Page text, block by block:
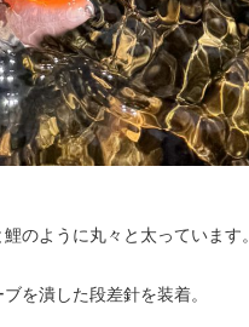
のように丸々と太っています。
を潰した段差針を装着。